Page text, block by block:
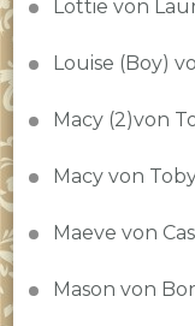
Lottie von
Louise (Boy)
Macy (2)von
Macy von
Maeve von
Mason von